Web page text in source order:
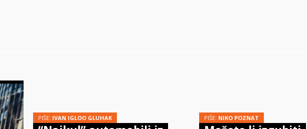
PIŠE: IVAN IGLOO GLUHAK PIŠE: NIKO POZNAT